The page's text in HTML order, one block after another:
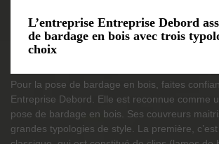
L’entreprise Entreprise Debord
de bardage en bois avec trois
choix
Pour la pose de bardage en bois, faites
Entreprise Debord. Elle est reconnue comme
pose de bardage en bois. Ses couvreurs
grandes typologies de style. La première,